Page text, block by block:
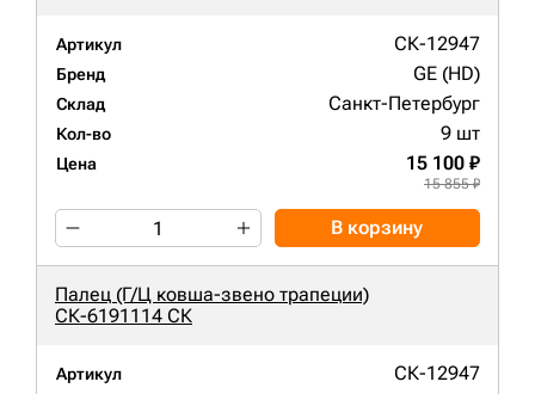
Артикул СК-12947
Бренд GE (HD)
Склад Санкт-Петербург
Кол-во 9 шт
Цена 15 100 ₽
15 855 ₽
В корзину
Палец (Г/Ц ковша-звено трапеции)
СК-6191114 СК
Артикул
СК-12947